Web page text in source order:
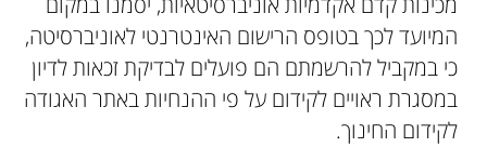
המיועד לכך בטופס הרישום האינטרנטי לאוניברסיטה,
כי במקביל להרשמתם הם פועלים לבדיקת זכאות לדיון
במסגרת ראויים לקידום על פי ההנחיות באתר האגודה
לקידום החינוך.